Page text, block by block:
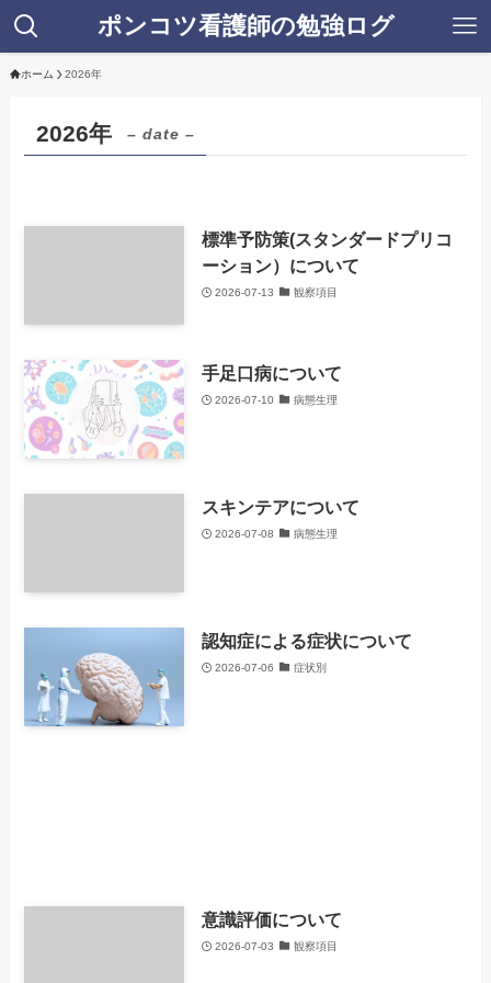
ポンコツ看護師の勉強ログ
ホーム 2026年
2026年 – date –
標準予防策(スタンダードプリコ
ーション）について
2026-07-13 観察項目
手足口病について
2026-07-10 病態生理
スキンテアについて
2026-07-08 病態生理
認知症による症状について
2026-07-06 症状別
意識評価について
2026-07-03 観察項目